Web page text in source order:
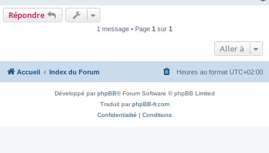
Répondre
1 message • Page 1 sur 1
Aller à
Accueil Index du Forum Heures au format UTC+02:00
Développé parphpBB® Forum Software © phpBB Limited
Traduit parphpBB-fr.com
Confidentialité | Conditions